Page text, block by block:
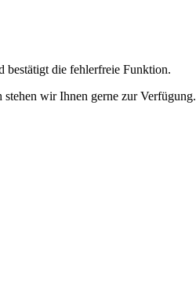
bestätigt die fehlerfreie Funktion.
wir Ihnen gerne zur Verfügung.